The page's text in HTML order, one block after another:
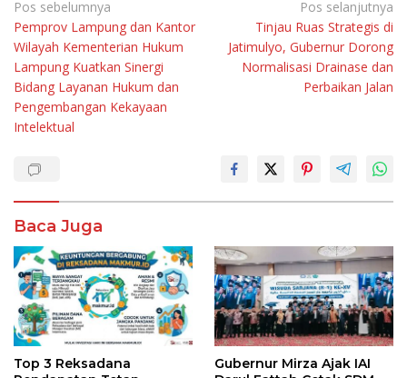
Navigasi
pos
Pos sebelumnya
Pemprov Lampung dan Kantor
Wilayah Kementerian Hukum
Lampung Kuatkan Sinergi
Bidang Layanan Hukum dan
Pengembangan Kekayaan
Intelektual
Pos selanjutnya
Tinjau Ruas Strategis di
Jatimulyo, Gubernur Dorong
Normalisasi Drainase dan
Perbaikan Jalan
Baca Juga
Top 3 Reksadana
Gubernur Mirza Ajak IAI